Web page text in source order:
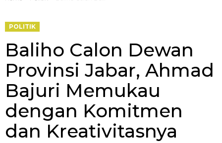
POLITIK
Baliho Calon Dewan
Provinsi Jabar, Ahmad
Bajuri Memukau
dengan Komitmen
dan Kreativitasnya